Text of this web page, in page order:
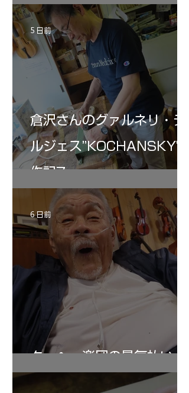
倉沢さんのグァルネリ・デ
ルジェス”KOCHANSKY"制
作記7
5 日前
ターヘー楽団の暑気払い
6 日前